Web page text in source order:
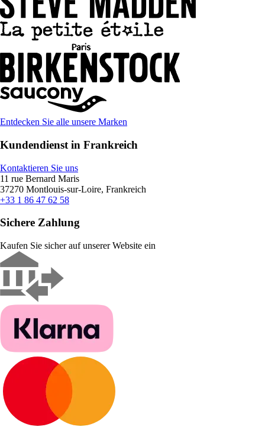
Entdecken Sie alle unsere Marken
Kundendienst in Frankreich
Kontaktieren Sie uns
11 rue Bernard Maris
37270 Montlouis-sur-Loire, Frankreich
+33 1 86 47 62 58
Sichere Zahlung
Kaufen Sie sicher auf unserer Website ein